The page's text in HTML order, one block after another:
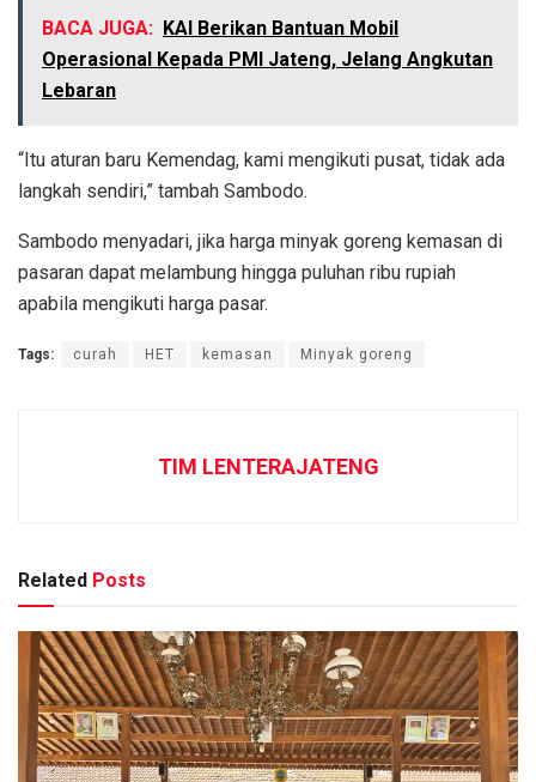
BACA JUGA: KAI Berikan Bantuan Mobil
Operasional Kepada PMI Jateng, Jelang Angkutan
Lebaran
“Itu aturan baru Kemendag, kami mengikuti pusat, tidak ada
langkah sendiri,” tambah Sambodo.
Sambodo menyadari, jika harga minyak goreng kemasan di
pasaran dapat melambung hingga puluhan ribu rupiah
apabila mengikuti harga pasar.
Tags: curah HET kemasan Minyak goreng
TIM LENTERAJATENG
Related Posts